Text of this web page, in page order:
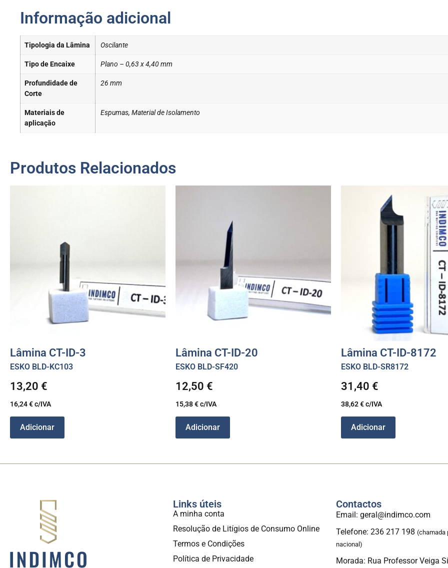
Informação adicional
Tipologia da Lâmina Oscilante
Tipo de Encaixe Plano – 0,63 x 4,40 mm
Profundidade de
Corte
26 mm
Materiais de
aplicação
Espumas, Material de Isolamento
Produtos Relacionados
Lâmina CT-ID-3
ESKO BLD-KC103
13,20 €
16,24€c/IVA
Adicionar
Lâmina CT-ID-20
ESKO BLD-SF420
12,50 €
15,38€c/IVA
Adicionar
Lâmina CT-ID-8172
ESKO BLD-SR8172
31,40 €
38,62€c/IVA
Adicionar
Links úteis
A minha conta
Resolução de Litígios de Consumo Online
Termos e Condições
Política de Privacidade
Contactos
Email: geral@indimco.com
Telefone: 236 217 198 (chamada
nacional)
Morada: Rua Professor Veiga